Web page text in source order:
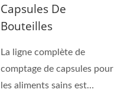
Capsules De
Bouteilles
La ligne complète de
comptage de capsules pour
les aliments sains est